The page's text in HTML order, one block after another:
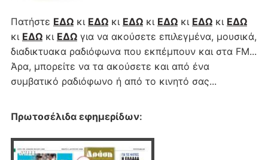
Πατήστε ΕΔΩκι ΕΔΩκι ΕΔΩκι ΕΔΩκι ΕΔΩκι ΕΔΩ
κι ΕΔΩκι ΕΔΩγια να ακούσετε επιλεγμένα, μουσικά,
διαδικτυακα ραδιόφωνα που εκπέμπουν και στα FM...
Άρα, μπορείτε να τα ακούσετε και από ένα
συμβατικό ραδιόφωνο ή από το κινητό σας...
Πρωτοσέλιδα εφημερίδων: